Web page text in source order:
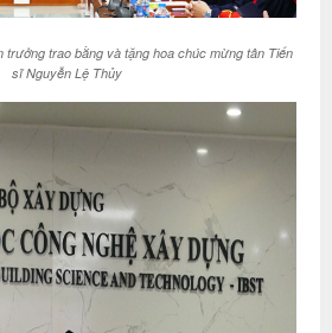
trưởng trao bằng và tặng hoa chúc mừng tân Tiến
sĩ Nguyễn Lệ Thủy